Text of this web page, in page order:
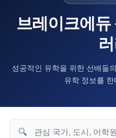
브레이크에듀
성공적인 유학을 위한 선배들
유학 정보를
🔍